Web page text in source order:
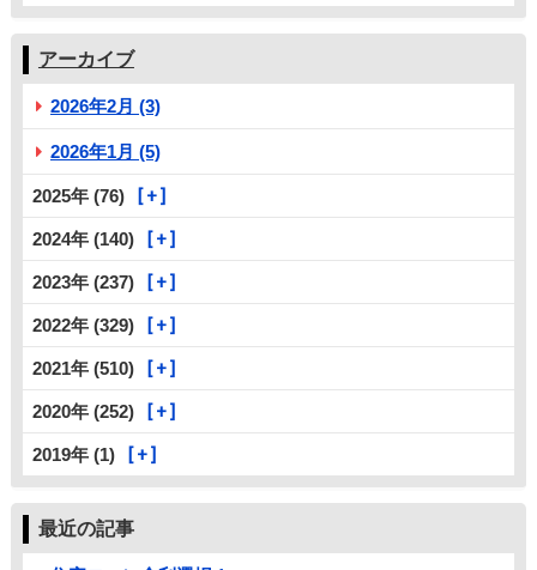
アーカイブ
2026年2月 (3)
2026年1月 (5)
2025年 (76)
2024年 (140)
2023年 (237)
2022年 (329)
2021年 (510)
2020年 (252)
2019年 (1)
最近の記事